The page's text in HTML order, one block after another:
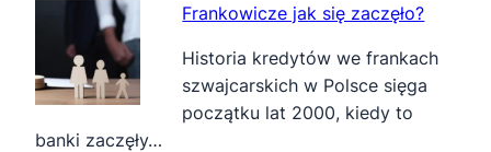
Frankowicze jak się zaczęło?
Historia kredytów we frankach
szwajcarskich w Polsce sięga
początku lat 2000, kiedy to
banki zaczęły…